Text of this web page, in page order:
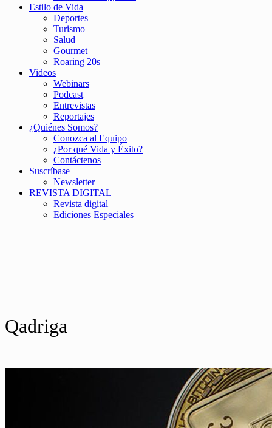
Estilo de Vida
Deportes
Turismo
Salud
Gourmet
Roaring 20s
Videos
Webinars
Podcast
Entrevistas
Reportajes
¿Quiénes Somos?
Conozca al Equipo
¿Por qué Vida y Éxito?
Contáctenos
Suscríbase
Newsletter
REVISTA DIGITAL
Revista digital
Ediciones Especiales
Qadriga